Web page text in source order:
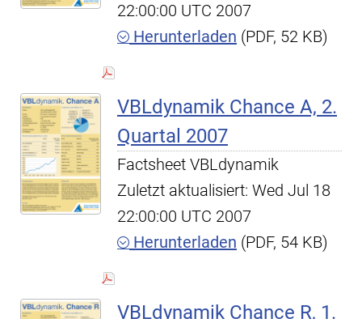
22:00:00 UTC 2007
Herunterladen (PDF, 52 KB)
VBLdynamik Chance A, 2.
Quartal 2007
Factsheet VBLdynamik
Zuletzt aktualisiert: Wed Jul 18
22:00:00 UTC 2007
Herunterladen (PDF, 54 KB)
VBLdynamik Chance R, 1.